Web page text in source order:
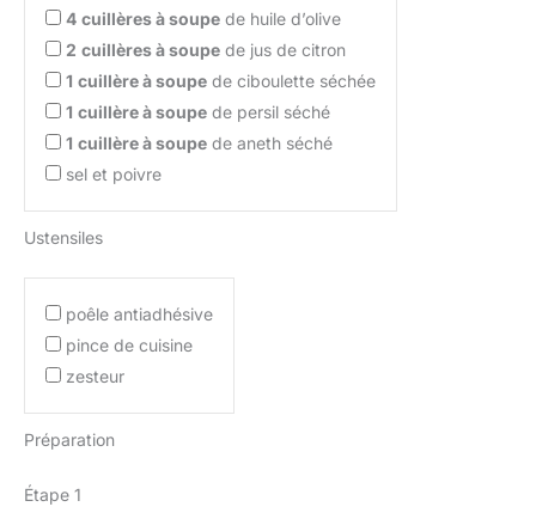
4 cuillères à soupe de huile d’olive
2 cuillères à soupe de jus de citron
1 cuillère à soupe de ciboulette séchée
1 cuillère à soupe de persil séché
1 cuillère à soupe de aneth séché
sel et poivre
Ustensiles
poêle antiadhésive
pince de cuisine
zesteur
Préparation
Étape 1